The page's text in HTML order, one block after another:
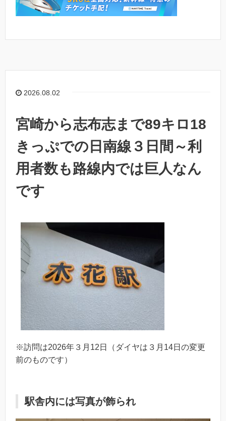
2026.08.02
宮崎から志布志まで89キロ18
きっぷでの日南線３日間～利
用者数も路線内では巨人なん
です
※訪問は2026年３月12日（ダイヤは３月14日の変更
前のものです）
駅舎内には写真が飾られ